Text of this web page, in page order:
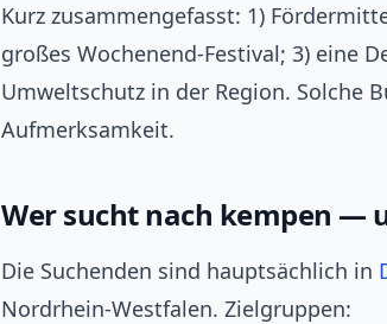
Kurz zusammengefasst: 1)
großes Wochenend-Festival; 3) eine
Umweltschutz in der Region. Solche
Aufmerksamkeit.
Wer sucht nach kempen —
Die Suchenden sind hauptsächlich in
Nordrhein-Westfalen. Zielgruppen: